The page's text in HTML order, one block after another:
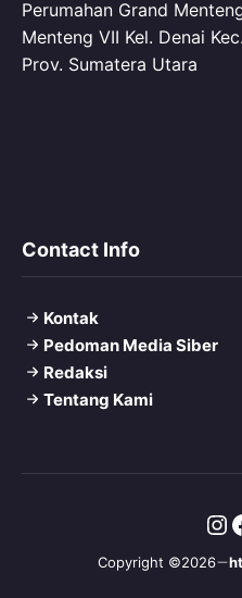
Perumahan Grand
Menteng VII Kel. Denai
Prov. Sumatera Utara
Contact Info
Kontak
Pedoman Media Siber
Redaksi
Tentang Kami
Copyright ©2026